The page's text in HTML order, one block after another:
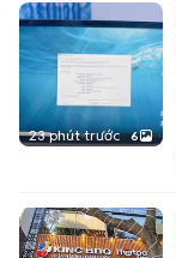
23 phút trước 6